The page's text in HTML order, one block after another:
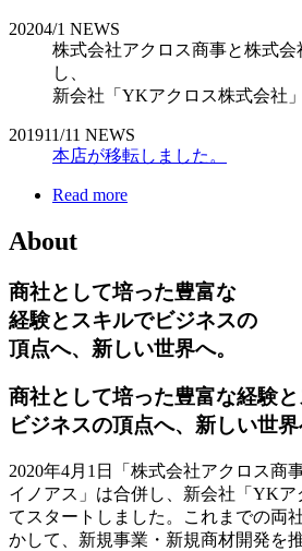
20204/1 NEWS
株式会社アクロス商事と株式
し、
新会社「YKアクロス株式会社
201911/11 NEWS
本店が移転しました。
Read more
About
商社として培った豊富な
経験とスキルでビジネスの
頂点へ、新しい世界へ。
商社として培った豊富な経験
ビジネスの頂点へ、新しい世界
2020年4月1日「株式会社アクロス商
イノアス」は合併し、新会社「YKア
てスタートしました。これまでの両
かして、新規事業・新規商材開発を